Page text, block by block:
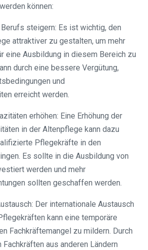
können:
steigern: Es ist wichtig, den
attraktiver zu gestalten, um mehr
eine Ausbildung in diesem Bereich zu
durch eine bessere Vergütung,
und
erreicht werden.
erhöhen: Eine Erhöhung der
in der Altenpflege kann dazu
Pflegekräfte in den
Es sollte in die Ausbildung von
werden und mehr
sollten geschaffen werden.
Der internationale Austausch
kann eine temporäre
Fachkräftemangel zu mildern. Durch
aus anderen Ländern